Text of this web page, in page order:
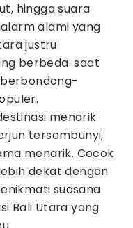
hingga suara
alami yang
justru
berbeda. saat
menarik
tersembunyi,
menarik. Cocok
dekat dengan
suasana
Bali Utara yang